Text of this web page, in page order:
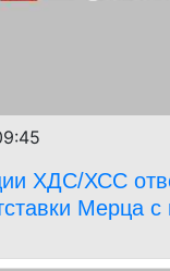
ХДС/ХСС
Мерца с